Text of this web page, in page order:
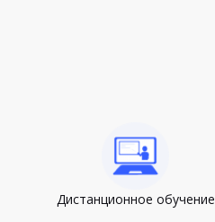
Дистанционное обучение